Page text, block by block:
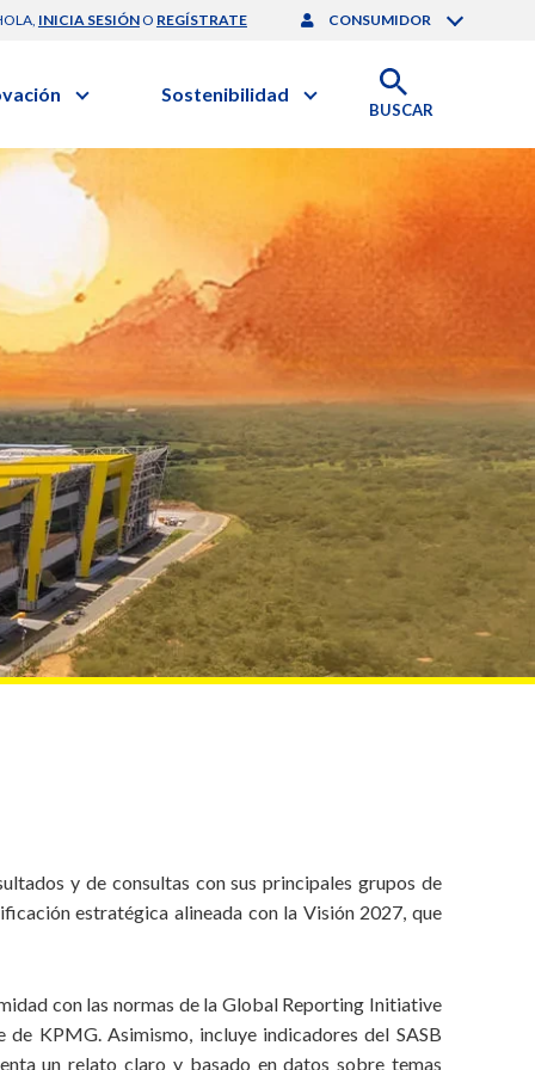
INICIA SESIÓNO REGÍSTRATE CONSUMIDOR
Clínica
y Desarrollo
de Salud | EurON Pro
Sostenibilidad
Corporativo
Ambiente
Compartida
Financiero
BUSCAR
y de consultas con sus principales grupos de
estratégica alineada con la Visión 2027, que
con las normas de la Global Reporting Initiative
KPMG. Asimismo, incluye indicadores del SASB
un relato claro y basado en datos sobre temas